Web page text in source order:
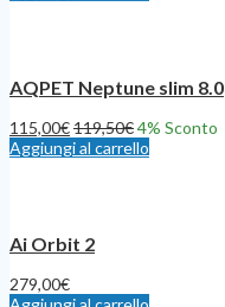
AQPET Neptune slim 8.0
115,00€119,50€4% Sconto
Aggiungi al carrello
Ai Orbit 2
279,00€